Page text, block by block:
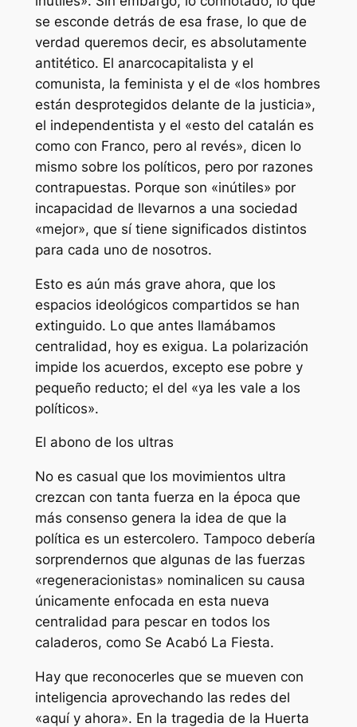
se esconde detrás de esa frase, lo que de
verdad queremos decir, es absolutamente
antitético. El anarcocapitalista y el
comunista, la feminista y el de «los hombres
están desprotegidos delante de la justicia»,
el independentista y el «esto del catalán es
como con Franco, pero al revés», dicen lo
mismo sobre los políticos, pero por razones
contrapuestas. Porque son «inútiles» por
incapacidad de llevarnos a una sociedad
«mejor», que sí tiene significados distintos
para cada uno de nosotros.
Esto es aún más grave ahora, que los
espacios ideológicos compartidos se han
extinguido. Lo que antes llamábamos
centralidad, hoy es exigua. La polarización
impide los acuerdos, excepto ese pobre y
pequeño reducto; el del «ya les vale a los
políticos».
El abono de los ultras
No es casual que los movimientos ultra
crezcan con tanta fuerza en la época que
más consenso genera la idea de que la
política es un estercolero. Tampoco debería
sorprendernos que algunas de las fuerzas
«regeneracionistas» nominalicen su causa
únicamente enfocada en esta nueva
centralidad para pescar en todos los
caladeros, como Se Acabó La Fiesta.
Hay que reconocerles que se mueven con
inteligencia aprovechando las redes del
«aquí y ahora». En la tragedia de la Huerta